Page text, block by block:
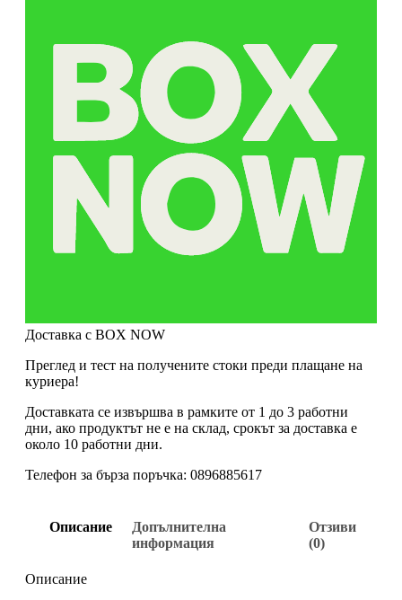
Доставка с BOX NOW
Преглед и тест на получените стоки преди плащане на
куриера!
Доставката се извършва в рамките от 1 до 3 работни
дни, ако продуктът не е на склад, срокът за доставка е
около 10 работни дни.
Телефон за бърза поръчка: 0896885617
Описание
Допълнителна
информация
Отзиви
(0)
Описание